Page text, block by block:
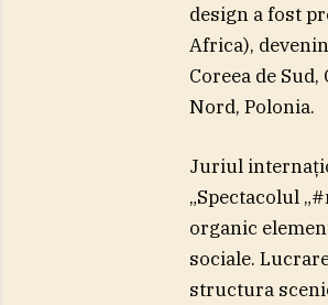
design a fost
Africa),
Coreea de
Nord, Polonia.
Juriul
„Spectacolul
organic
sociale.
structura